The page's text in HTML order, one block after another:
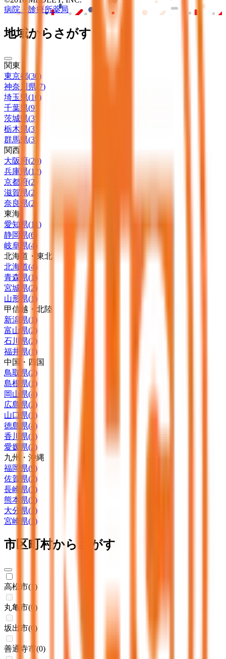
病院・診療所薬局
地域からさがす
関東
東京都(30 )
神奈川県 7)
埼玉県(10 )
千葉県(9)
茨城県(3)
栃木県(3)
群馬県(3
関西
大阪府(20)
兵庫県(12)
京都府(2
滋賀県(2
奈良県(2
東海
愛知県(11)
静岡県(6 )
岐阜県(4 )
北海道・東北
北海道(4 )
青森県(1 )
宮城県(2 )
山形県(1 )
甲信越・北陸
新潟県(1 )
富山県(2 )
石川県(2 )
福井県(1 )
中国・四国
鳥取県(2 )
島根県(1 )
岡山県(4 )
広島県(2 )
山口県( )
徳島県(4 )
香川県( )
愛媛県(2 )
九州・沖縄
福岡県(9 )
佐賀県(2 )
長崎県(3 )
熊本県(5 )
大分県( )
宮崎県( )
市区町村からさがす
高松市( )
丸亀市(0 )
坂出市(0 )
善通寺市(0)